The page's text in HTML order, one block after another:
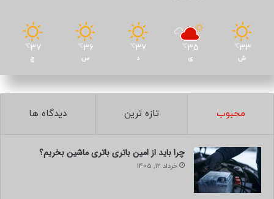
انکلیو بزرگ‌ترین شاسی‌بلند بیوک است و بین قیمت مناسب و
لوکس بودن تعادل برقرار می‌کند. ظرفیت تا هفت نفر و فضای بار
پیشرفته‌ای برای تجربه‌ای بهتر ارائه می‌دهد.
33
℃
ش
35
℃
ی
37
℃
د
36
℃
س
37
℃
چ
محبوب تازه ترین دیدگاه ها
چرا باید از امین باتری باتری ماشین بخریم؟
خرداد 12, 1405